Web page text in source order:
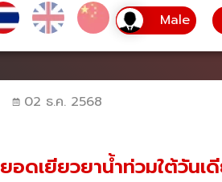
02 ธ.ค. 2568
ยอดเยียวยาน้ำท่วมใต้วัน